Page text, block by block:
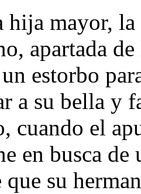
hija mayor,
apartada
estorbo
a su bella y
cuando el
en busca
su